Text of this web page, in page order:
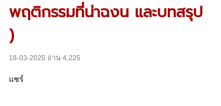
พฤติกรรมที่น่าฉงน และบทสรุป
)
18-03-2025 อ่าน 4,225
แชร์